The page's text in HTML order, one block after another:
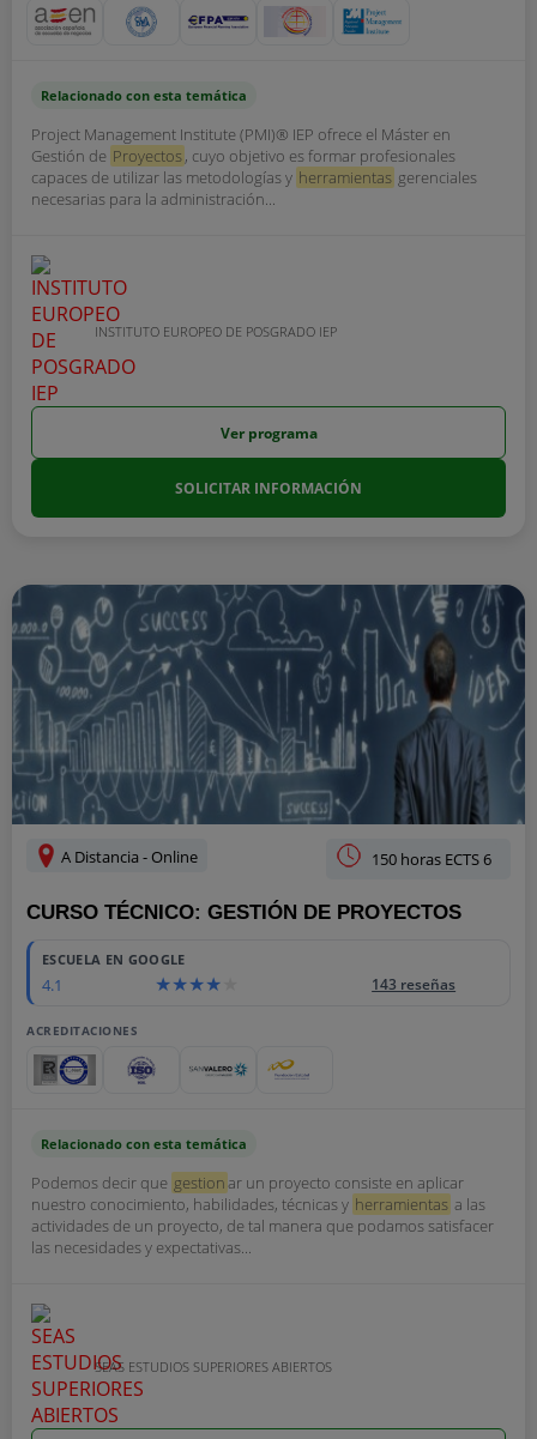
Relacionado con esta temática
Project Management Institute (PMI)® IEP ofrece el Máster en
Gestión de Proyectos, cuyo objetivo es formar profesionales
capaces de utilizar las metodologías y herramientas gerenciales
necesarias para la administración...
INSTITUTO EUROPEO DE POSGRADO IEP
Ver programa
SOLICITAR INFORMACIÓN
A Distancia - Online 150 horas ECTS 6
CURSO TÉCNICO: GESTIÓN DE PROYECTOS
ESCUELA EN GOOGLE
4.1 143 reseñas
ACREDITACIONES
Relacionado con esta temática
Podemos decir que gestionar un proyecto consiste en aplicar
nuestro conocimiento, habilidades, técnicas y herramientas a las
actividades de un proyecto, de tal manera que podamos satisfacer
las necesidades y expectativas...
SEAS ESTUDIOS SUPERIORES ABIERTOS